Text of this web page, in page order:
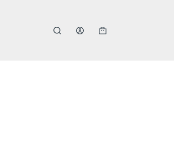
Carro